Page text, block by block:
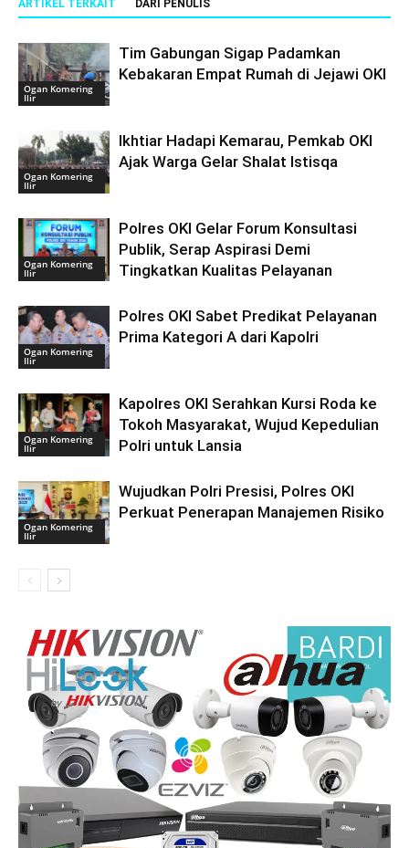
ARTIKEL TERKAIT DARI PENULIS
Ogan Komering
Ilir
Tim Gabungan Sigap Padamkan
Kebakaran Empat Rumah di Jejawi OKI
Ogan Komering
Ilir
Ikhtiar Hadapi Kemarau, Pemkab OKI
Ajak Warga Gelar Shalat Istisqa
Ogan Komering
Ilir
Polres OKI Gelar Forum Konsultasi
Publik, Serap Aspirasi Demi
Tingkatkan Kualitas Pelayanan
Ogan Komering
Ilir
Polres OKI Sabet Predikat Pelayanan
Prima Kategori A dari Kapolri
Ogan Komering
Ilir
Kapolres OKI Serahkan Kursi Roda ke
Tokoh Masyarakat, Wujud Kepedulian
Polri untuk Lansia
Ogan Komering
Ilir
Wujudkan Polri Presisi, Polres OKI
Perkuat Penerapan Manajemen Risiko